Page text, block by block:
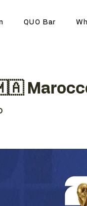
QUO Bar